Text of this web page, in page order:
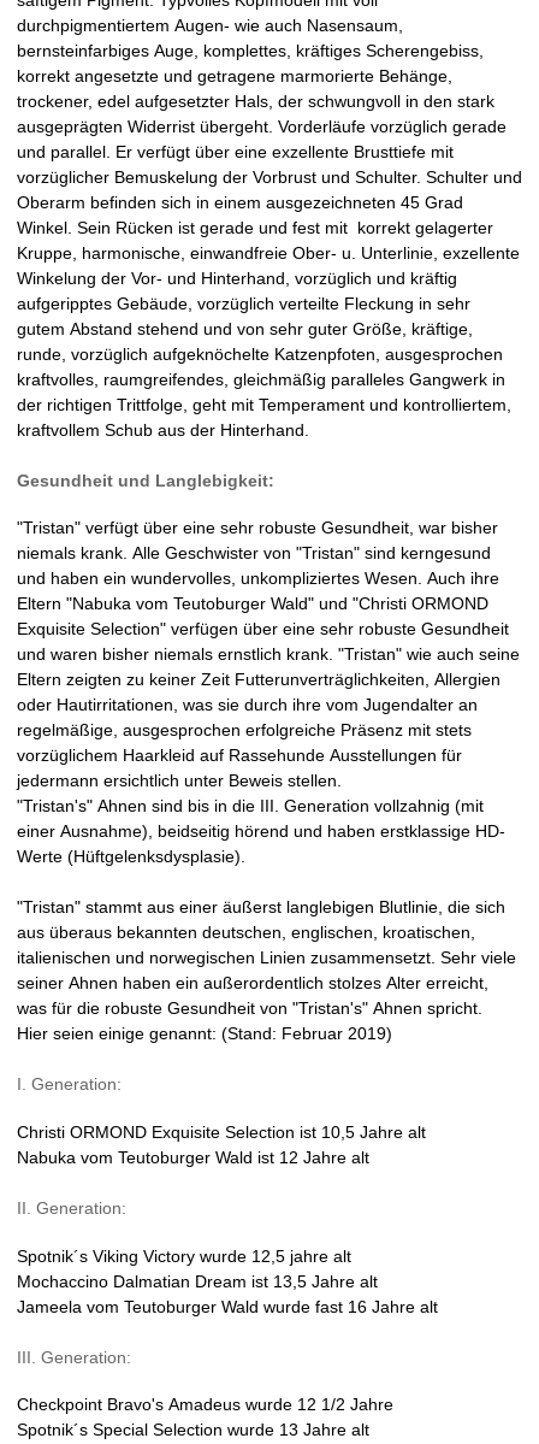
n
V
D
H
-
Z
u
c
h
t
s
e
i
t
1
9
9
durchpigmentiertem Augen- wie auch Nasensaum,
bernsteinfarbiges Auge, komplettes, kräftiges Scherengebiss,
korrekt angesetzte und getragene marmorierte Behänge,
trockener, edel aufgesetzter Hals, der schwungvoll in den stark
ausgeprägten Widerrist übergeht. Vorderläufe vorzüglich gerade
und parallel. Er verfügt über eine exzellente Brusttiefe mit
vorzüglicher Bemuskelung der Vorbrust und Schulter. Schulter und
Oberarm befinden sich in einem ausgezeichneten 45 Grad
Winkel. Sein Rücken ist gerade und fest mit korrekt gelagerter
Kruppe, harmonische, einwandfreie Ober- u. Unterlinie, exzellente
Winkelung der Vor- und Hinterhand, vorzüglich und kräftig
aufgeripptes Gebäude, vorzüglich verteilte Fleckung in sehr
gutem Abstand stehend und von sehr guter Größe, kräftige,
runde, vorzüglich aufgeknöchelte Katzenpfoten, ausgesprochen
kraftvolles, raumgreifendes, gleichmäßig paralleles Gangwerk in
der richtigen Trittfolge, geht mit Temperament und kontrolliertem,
kraftvollem Schub aus der Hinterhand.
Gesundheit und Langlebigkeit:
"Tristan" verfügt über eine sehr robuste Gesundheit, war bisher
niemals krank. Alle Geschwister von "Tristan" sind kerngesund
und haben ein wundervolles, unkompliziertes Wesen. Auch ihre
Eltern "Nabuka vom Teutoburger Wald" und "Christi ORMOND
Exquisite Selection" verfügen über eine sehr robuste Gesundheit
und waren bisher niemals ernstlich krank. "Tristan" wie auch seine
Eltern zeigten zu keiner Zeit Futterunverträglichkeiten, Allergien
oder Hautirritationen, was sie durch ihre vom Jugendalter an
regelmäßige, ausgesprochen erfolgreiche Präsenz mit stets
vorzüglichem Haarkleid auf Rassehunde Ausstellungen für
jedermann ersichtlich unter Beweis stellen.
"Tristan's" Ahnen sind bis in die III. Generation vollzahnig (mit
einer Ausnahme), beidseitig hörend und haben erstklassige HD-
Werte (Hüftgelenksdysplasie).
"Tristan" stammt aus einer äußerst langlebigen Blutlinie, die sich
aus überaus bekannten deutschen, englischen, kroatischen,
italienischen und norwegischen Linien zusammensetzt. Sehr viele
seiner Ahnen haben ein außerordentlich stolzes Alter erreicht,
was für die robuste Gesundheit von "Tristan's" Ahnen spricht.
Hier seien einige genannt: (Stand: Februar 2019)
I. Generation:
Christi ORMOND Exquisite Selection ist 10,5 Jahre alt
Nabuka vom Teutoburger Wald ist 12 Jahre alt
II. Generation:
Spotnik´s Viking Victory wurde 12,5 jahre alt
Mochaccino Dalmatian Dream ist 13,5 Jahre alt
Jameela vom Teutoburger Wald wurde fast 16 Jahre alt
III. Generation:
Checkpoint Bravo's Amadeus wurde 12 1/2 Jahre
Spotnik´s Special Selection wurde 13 Jahre alt